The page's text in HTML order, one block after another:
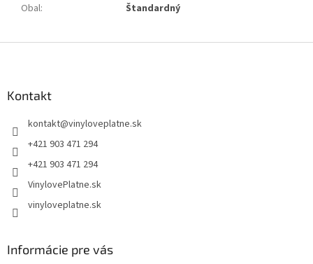
Obal: Štandardný
Kontakt
kontakt@vinyloveplatne.sk
+421 903 471 294
+421 903 471 294
VinylovePlatne.sk
vinyloveplatne.sk
Informácie pre vás